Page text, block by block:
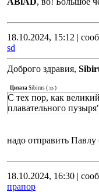
18.10.2024, 15:12 |
sd
Доброго здравия,
Цитата Sibirus ( )
С тех пор, как
плавательного
надо отправить
18.10.2024, 16:30 |
прапор